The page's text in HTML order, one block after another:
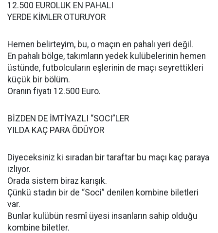
12.500 EUROLUK EN PAHALI
YERDE KİMLER OTURUYOR
Hemen belirteyim, bu, o maçın en pahalı yeri değil.
En pahalı bölge, takımların yedek kulübelerinin hemen
üstünde, futbolcuların eşlerinin de maçı seyrettikleri
küçük bir bölüm.
Oranın fiyatı 12.500 Euro.
BİZDEN DE İMTİYAZLI “SOCI”LER
YILDA KAÇ PARA ÖDÜYOR
Diyeceksiniz ki sıradan bir taraftar bu maçı kaç paraya
izliyor.
Orada sistem biraz karışık.
Çünkü stadın bir de “Soci” denilen kombine biletleri
var.
Bunlar kulübün resmî üyesi insanların sahip olduğu
kombine biletler.